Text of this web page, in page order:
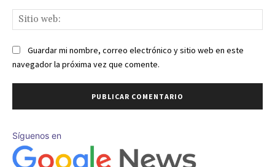
Guardar mi nombre, correo electrónico y sitio web en este
navegador la próxima vez que comente.
Síguenos en